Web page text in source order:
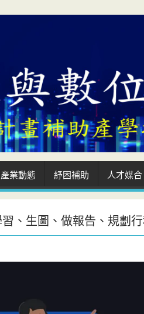
產業動態 紓困補助 人才媒合
、生圖、做報告、規劃行